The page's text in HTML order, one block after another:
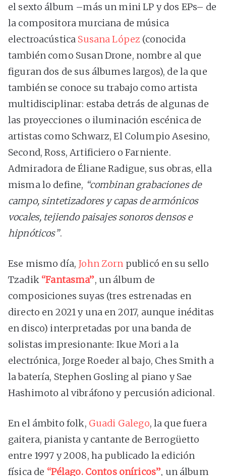
el sexto álbum –más un mini LP y dos EPs– de
la compositora murciana de música
electroacústica Susana López (conocida
también como Susan Drone, nombre al que
figuran dos de sus álbumes largos), de la que
también se conoce su trabajo como artista
multidisciplinar: estaba detrás de algunas de
las proyecciones o iluminación escénica de
artistas como Schwarz, El Columpio Asesino,
Second, Ross, Artificiero o Farniente.
Admiradora de Éliane Radigue, sus obras, ella
misma lo define, “combinan grabaciones de
campo, sintetizadores y capas de armónicos
vocales, tejiendo paisajes sonoros densos e
hipnóticos”.
Ese mismo día, John Zorn publicó en su sello
Tzadik “Fantasma”, un álbum de
composiciones suyas (tres estrenadas en
directo en 2021 y una en 2017, aunque inéditas
en disco) interpretadas por una banda de
solistas impresionante: Ikue Mori a la
electrónica, Jorge Roeder al bajo, Ches Smith a
la batería, Stephen Gosling al piano y Sae
Hashimoto al vibráfono y percusión adicional.
En el ámbito folk, Guadi Galego, la que fuera
gaitera, pianista y cantante de Berrogüetto
entre 1997 y 2008, ha publicado la edición
física de “Pélago. Contos oníricos”, un álbum